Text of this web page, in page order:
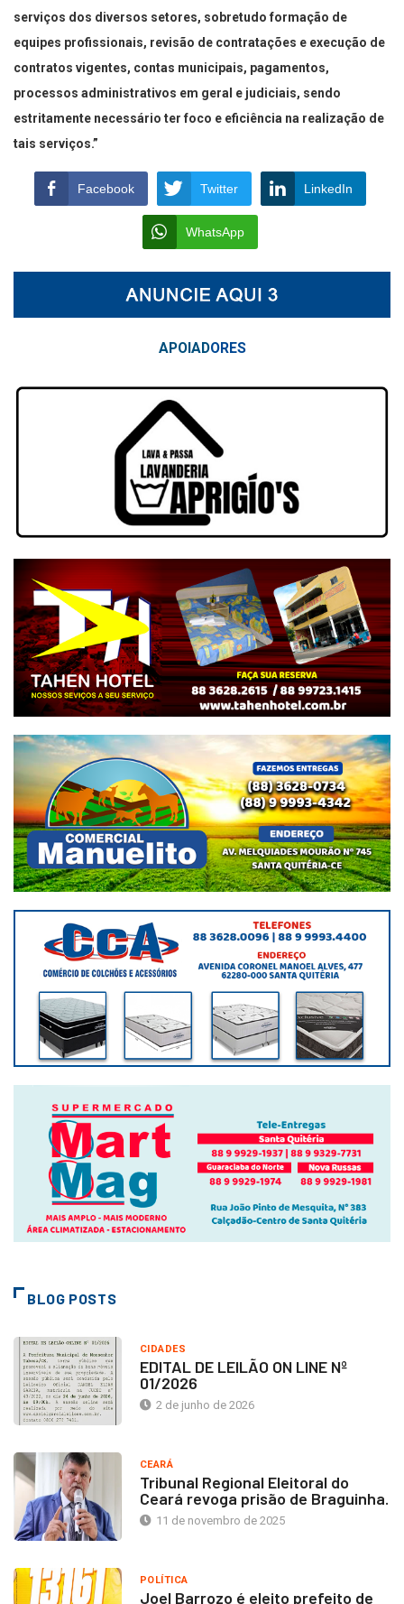
serviços dos diversos setores, sobretudo formação de
equipes profissionais, revisão de contratações e execução de
contratos vigentes, contas municipais, pagamentos,
processos administrativos em geral e judiciais, sendo
estritamente necessário ter foco e eficiência na realização de
tais serviços.”
Facebook Twitter LinkedIn
WhatsApp
APOIADORES
BLOG POSTS
CIDADES
EDITAL DE LEILÃO ON LINE Nº
01/2026
2 de junho de 2026
CEARÁ
Tribunal Regional Eleitoral do
Ceará revoga prisão de Braguinha.
11 de novembro de 2025
POLÍTICA
Joel Barrozo é eleito prefeito de